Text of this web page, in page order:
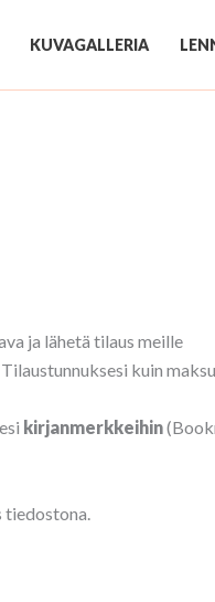
KUVAGALLERIA
ja lähetä tilaus meille
kuin
kirjanmerkkeihin
tiedostona.